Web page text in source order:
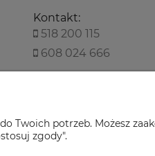
Kontakt:
518 200 115
608 024 666
Twoich potrzeb. Możesz
zgody".